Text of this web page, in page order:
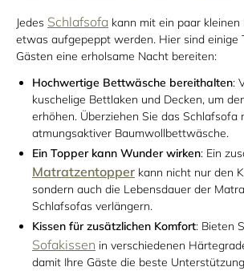
Jedes Schlafsofa kann mit ein paar
etwas aufgepeppt werden. Hier sind einige
Gästen eine erholsame Nacht bereiten:
Hochwertige Bettwäsche bereithalten:
kuschelige Bettlaken und Decken, um
erhöhen. Überziehen Sie das Schlafsofa
atmungsaktiver Baumwollbettwäsche.
Ein Topper kann Wunder wirken: Ein
Matratzentopper kann nicht nur den
sondern auch die Lebensdauer der
Schlafsofas verlängern.
Kissen für zusätzlichen Komfort: Bieten
Sofakissen in verschiedenen
damit Ihre Gäste die beste